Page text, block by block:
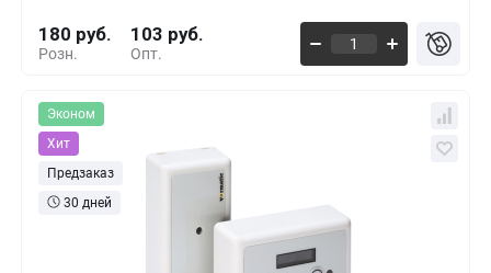
Розн.
180 руб.
Опт.
103 руб.
Эконом
Хит
Предзаказ
30 дней